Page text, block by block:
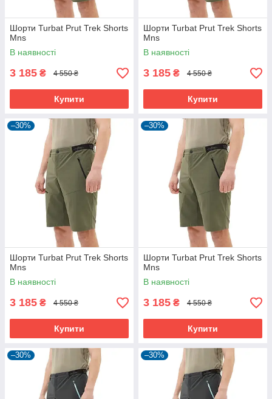
Шорти Turbat Prut Trek Shorts
Mns
В наявності
3 185 ₴ 4 550 ₴
Купити
Шорти Turbat Prut Trek Shorts
Mns
В наявності
3 185 ₴ 4 550 ₴
Купити
–30%
Шорти Turbat Prut Trek Shorts
Mns
В наявності
3 185 ₴ 4 550 ₴
Купити
–30%
Шорти Turbat Prut Trek Shorts
Mns
В наявності
3 185 ₴ 4 550 ₴
Купити
–30% –30%